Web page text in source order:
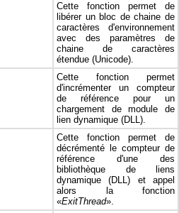
Cette fonction permet de
libérer un bloc de chaine de
caractères d'environnement
avec des paramètres de
chaine de caractères
étendue (Unicode).
Cette fonction permet
d'incrémenter un compteur
de référence pour un
chargement de module de
lien dynamique (DLL).
Cette fonction permet de
décrémenté le compteur de
référence d'une des
bibliothèque de liens
dynamique (DLL) et appel
alors la fonction
«ExitThread».